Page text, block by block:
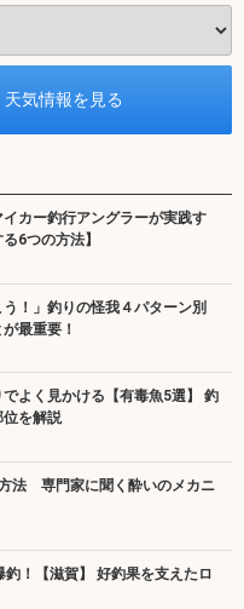
イカー釣行アングラーが実践す
6つの方法】
う！」釣りの怪我４パターン別
最重要！
でよく見かける【有毒魚5選】 釣
位を解説
法 専門家に聞く酔いのメカニ
！【滋賀】 好釣果を支えたロ